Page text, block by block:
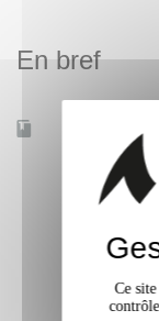
En bref
Accessible à
Ce